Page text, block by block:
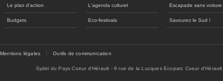
Le plan d'action
Budgets
L'agenda culturel
Eco-festivals
Escapade sans voiture
Savourez le Sud !
Mentions légales Outils de communication
Sydel du Pays Coeur d'Hérault - 9 rue de la Lucques Ecoparc Coeur